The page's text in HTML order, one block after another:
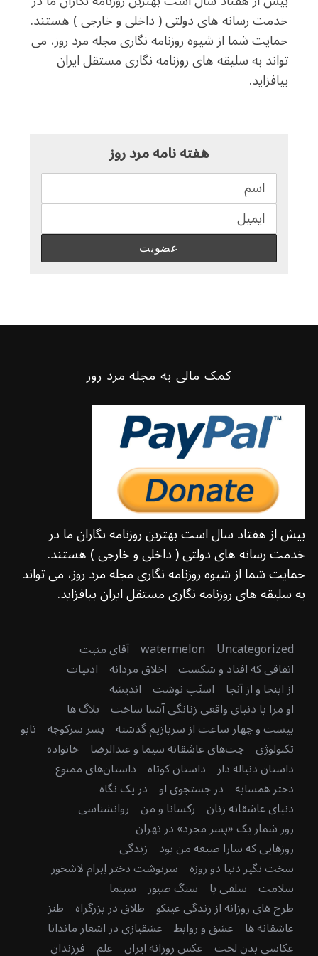
خدمت رسانه های دولتی ( داخلی و خارجی ) هستند.
حمایت شما از شیوه روزنامه نگاری مجله مرد روز، می
تواند به سلیقه های روزنامه نگاری مستقل ایران
بیافزاید.
هفته نامه مرد روز
کمک مالی به مجله مرد روز
بیش از هفتاد سال است بهترین روزنامه نگاران ما در
خدمت رسانه های دولتی ( داخلی و خارجی ) هستند.
حمایت شما از شیوه روزنامه نگاری مجله مرد روز، می تواند
به سلیقه های روزنامه نگاری مستقل ایران بیافزاید.
Uncategorized
watermelon آقای مثبت
اتفاقی که افتاد و شکست اخلاق مردانه ادبیات
از اینجا و از آنجا اسنَپ نوشت اندیشه
او مرا با دنیای واقعی زنانگی آشنا ساخت بلاگ ها
بیست و چهار ساعت از سربازیم گذشته پسر سرکوچه تابو
تکنولوژی چت‌های عاشقانه سیما و عبدالرضا خانواده
داستان دنباله دار داستان کوتاه داستان‌های ممنوع
دختر همسایه در جستجوی او در یک نگاه
دنیای عاشقانه زنان رکسانا و من روانشناسی
روز شمار یک «پسر مجرد» در تهران
روزهایی که سارا صیغه من بود زندگی
سخت نگیر دنیا دو روزه سرنوشت دختر اِبرام لاشخور
سلامت سلفی پا سنگ صبور سینما
طرح های روزانه از زندگی عینکو طلاق در بزرگراه طنز
عاشقانه ها عشق و روابط عشقبازی در اشعار ماندانا
عکاسی بدن لخت عکس روزانه ایران علم فرزندان